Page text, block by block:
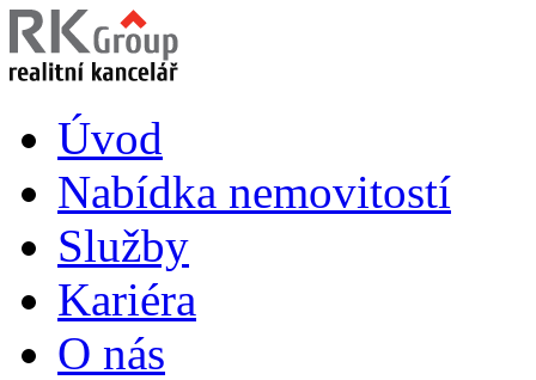
Úvod
Nabídka nemovitostí
Služby
Kariéra
O nás